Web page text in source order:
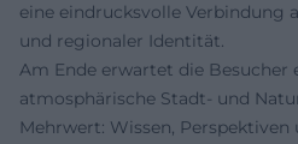
eine eindrucksvolle Verbindung
und regionaler Identität.
Am Ende erwartet die Besucher
atmosphärische Stadt- und
Mehrwert: Wissen,